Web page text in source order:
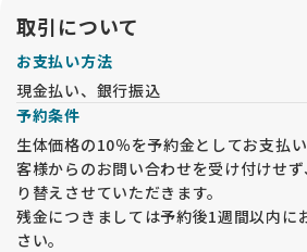
取引について
お支払い方法
現金払い、銀行振込
予約条件
生体価格の10％を予約金としてお支払
客様からのお問い合わせを受け付けせ
り替えさせていただきます。
残金につきましては予約後1週間以内に
さい。